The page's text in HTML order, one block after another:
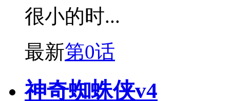
很小的时...
最新第0话
神奇蜘蛛侠v4